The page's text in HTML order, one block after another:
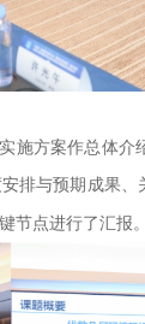
施方案作总体介
排与预期成果、
节点进行了汇报。